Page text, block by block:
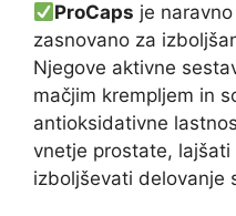
ProCaps je
zasnovano za
Njegove aktivne
mačjim krempljem in
antioksidativne
vnetje prostate,
izboljševati delovanje